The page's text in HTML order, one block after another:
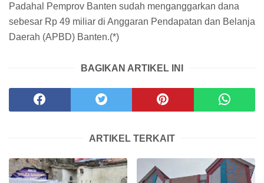
Padahal Pemprov Banten sudah menganggarkan dana
sebesar Rp 49 miliar di Anggaran Pendapatan dan Belanja
Daerah (APBD) Banten.(*)
BAGIKAN ARTIKEL INI
ARTIKEL TERKAIT